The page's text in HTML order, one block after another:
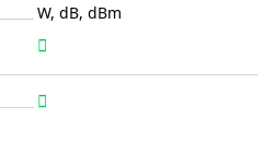
W, dB, dBm